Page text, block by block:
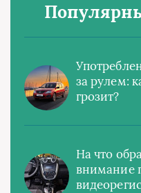
за рулем:
грозит?
На что
внимание